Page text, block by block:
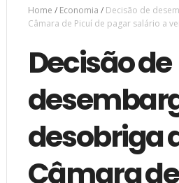
Home / Economia / Decisão de
Câmara de Picuí de pagar salário a
Decisão de
desobriga
Câmara